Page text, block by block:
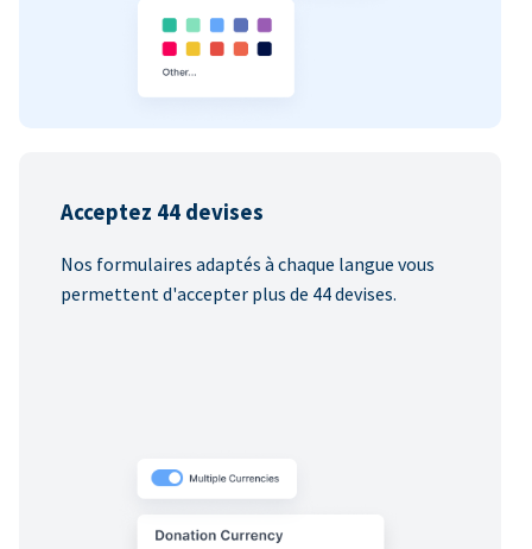
Acceptez 44 devises
Nos formulaires adaptés à chaque langue vous
permettent d'accepter plus de 44 devises.